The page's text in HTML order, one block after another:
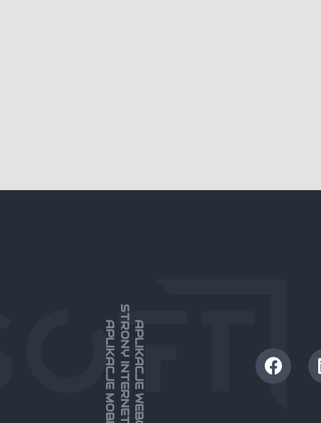
APLIKACJE MOBILNESTRONY INTERNETOWEAPLIKACJE WEBOWE